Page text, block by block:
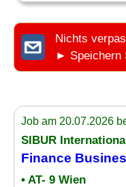
Nichts
► Speichern
Job am 20.07.2026
SIBUR
Finance
• AT- 9 Wien